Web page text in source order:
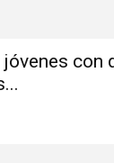
jóvenes con